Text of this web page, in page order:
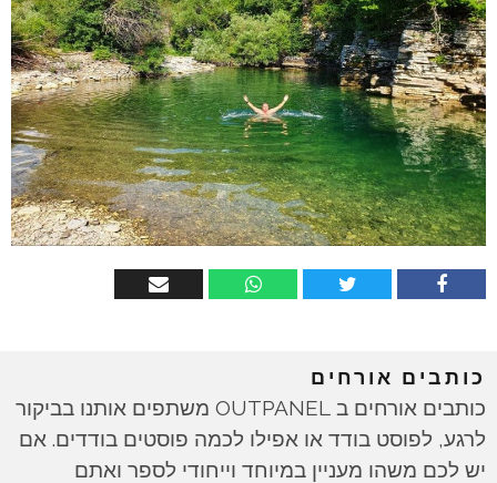
כותבים אורחים
כותבים אורחים ב OUTPANEL משתפים אותנו בביקור
לרגע, לפוסט בודד או אפילו לכמה פוסטים בודדים. אם
יש לכם משהו מעניין במיוחד וייחודי לספר ואתם